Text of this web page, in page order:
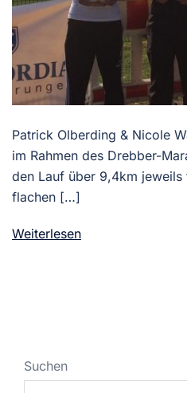
Patrick Olberding & Nicole
im Rahmen des Drebber-
den Lauf über 9,4km
flachen […]
Weiterlesen
Suchen